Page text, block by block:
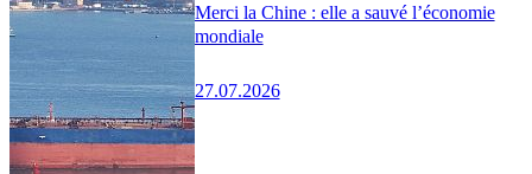
Merci la Chine : elle a sauvé l’économie
mondiale
27.07.2026